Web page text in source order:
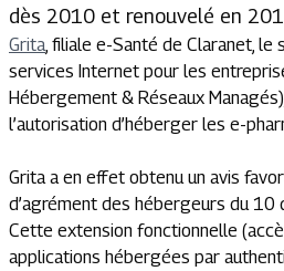
dès 2010 et renouvelé en
Grita, filiale e-Santé de Claranet, le
services Internet pour les
Hébergement & Réseaux
l’autorisation d’héberger les e-
Grita a en effet obtenu un avis
d’agrément des hébergeurs du
Cette extension fonctionnelle
applications hébergées par